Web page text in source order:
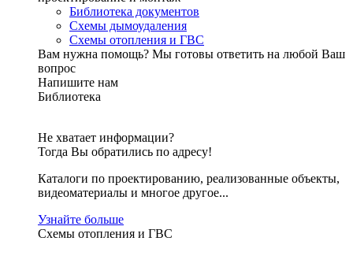
Библиотека документов
Схемы дымоудаления
Схемы отопления и ГВС
Вам нужна помощь? Мы готовы ответить на любой Ваш
вопрос
Напишите нам
Библиотека
Не хватает информации?
Тогда Вы обратились по адресу!
Каталоги по проектированию, реализованные объекты,
видеоматериалы и многое другое...
Узнайте больше
Схемы отопления и ГВС